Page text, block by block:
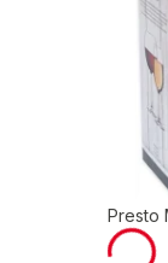
Presto